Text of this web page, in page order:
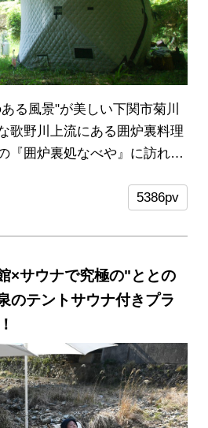
る風景"が美しい下関市菊川
歌野川上流にある囲炉裏料理
『囲炉裏処なべや』に訪れま
気なのが…美しい清流と森に
空間での、貸切テントサウナ
ウナ」に挑戦！……すっかり
！夏のおでかけにとってもお
ールな究極の自然体験をレポ
の体験は
～11月30日まで期間限定で
に楽しめます♬ ※この記事は
した。
5386pv
×サウナで究極の"ととの
のテントサウナ付きプラ